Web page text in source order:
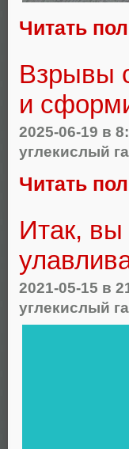
Читать
Взрывы
и
2025-06-19 в
углекислый
Читать
Итак, вы
2021-05-15 в
углекислый